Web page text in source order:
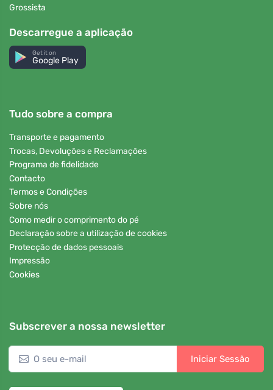
Grossista
Descarregue a aplicação
Get it on
Google Play
Tudo sobre a compra
Transporte e pagamento
Trocas, Devoluções e Reclamações
Programa de fidelidade
Contacto
Termos e Condições
Sobre nós
Como medir o comprimento do pé
Declaração sobre a utilização de cookies
Protecção de dados pessoais
Impressão
Cookies
Subscrever a nossa newsletter
Iniciar Sessão